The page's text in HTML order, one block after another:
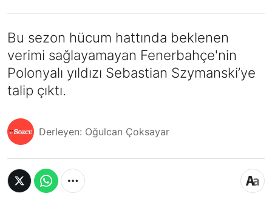
Bu sezon hücum hattında beklenen
verimi sağlayamayan Fenerbahçe'nin
Polonyalı yıldızı Sebastian Szymanski’ye
talip çıktı.
Derleyen: Oğulcan Çoksayar